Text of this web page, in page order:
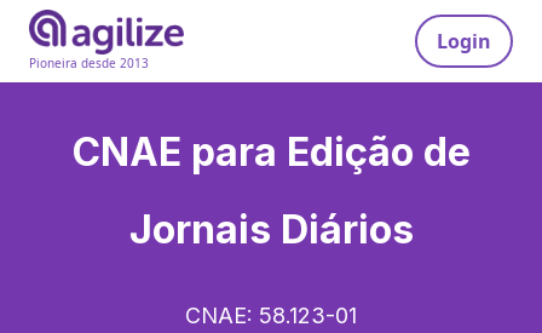
Pioneira desde 2013
Login
CNAE para Edição de
Jornais Diários
CNAE: 58.123-01